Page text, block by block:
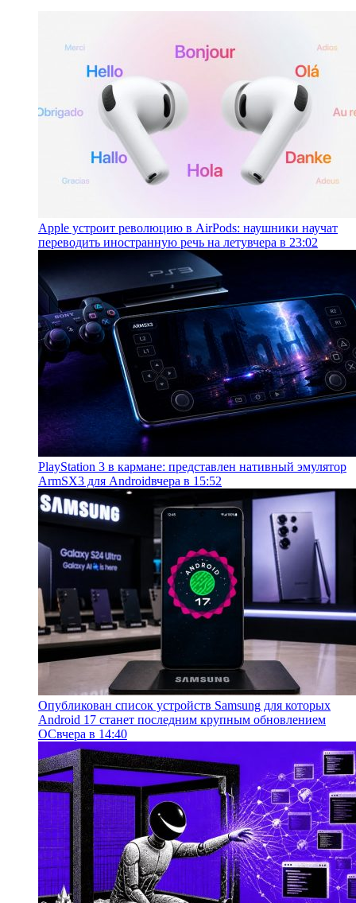
Apple устроит революцию в AirPods: наушники научат
переводить иностранную речь на летувчера в 23:02
PlayStation 3 в кармане: представлен нативный эмулятор
ArmSX3 для Androidвчера в 15:52
Опубликован список устройств Samsung для которых
Android 17 станет последним крупным обновлением
ОСвчера в 14:40